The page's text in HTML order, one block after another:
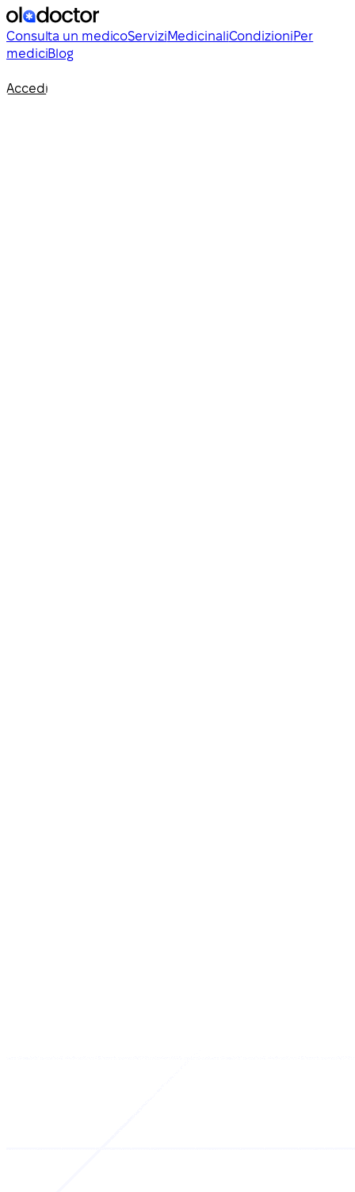
Consulta un medicoServiziMedicinaliCondizioniPer
mediciBlog
Accedi